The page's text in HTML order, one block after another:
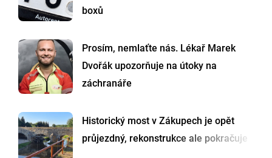
boxů
Prosím, nemlaťte nás. Lékař Marek
Dvořák upozorňuje na útoky na
záchranáře
Historický most v Zákupech je opět
průjezdný, rekonstrukce ale pokračuje